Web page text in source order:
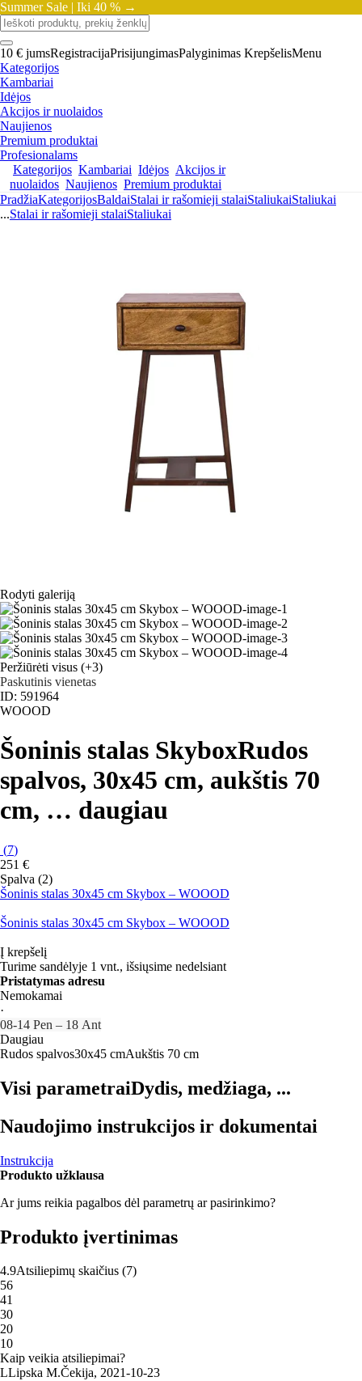
Summer Sale | Iki 40 % →
10 € jumsRegistracijaPrisijungimasPalyginimas KrepšelisMenu
Kategorijos
Kambariai
Idėjos
Akcijos ir nuolaidos
Naujienos
Premium produktai
Profesionalams
Kategorijos Kambariai Idėjos Akcijos ir
nuolaidos Naujienos Premium produktai
PradžiaKategorijosBaldaiStalai ir rašomieji stalaiStaliukaiStaliukai
...Stalai ir rašomieji stalaiStaliukai
Rodyti galeriją
Peržiūrėti visus (+3)
Paskutinis vienetas
ID: 591964
WOOOD
Šoninis stalas SkyboxRudos
spalvos, 30x45 cm, aukštis 70
cm, … daugiau
(7)
251 €
Spalva (2)
Šoninis stalas 30x45 cm Skybox – WOOOD
Šoninis stalas 30x45 cm Skybox – WOOOD
Į krepšelį
Turime sandėlyje 1 vnt., išsiųsime nedelsiant
Pristatymas adresu
Nemokamai
·
08‑14 Pen – 18 Ant
Daugiau
Rudos spalvos30x45 cmAukštis 70 cm
Visi parametraiDydis, medžiaga, ...
Naudojimo instrukcijos ir dokumentai
Instrukcija
Produkto užklausa
Ar jums reikia pagalbos dėl parametrų ar pasirinkimo?
Produkto įvertinimas
4.9Atsiliepimų skaičius (7)
56
41
30
20
10
Kaip veikia atsiliepimai?
LLipska M.Čekija, 2021‑10‑23